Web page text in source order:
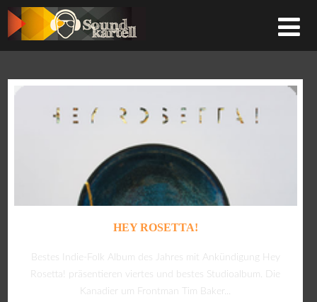
HEY ROSETTA!
Bestes Indie-Folk Album des Jahres mit Ankündigung Hey
Rosetta! präsentieren viertes und bestes Studioalbum. Die
Kanadier um Frontman Tim Baker...